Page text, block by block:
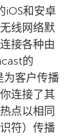
iOS和安卓
线网络默
接各种由
的
为客户传播
连接了其
点以相同
符）传播